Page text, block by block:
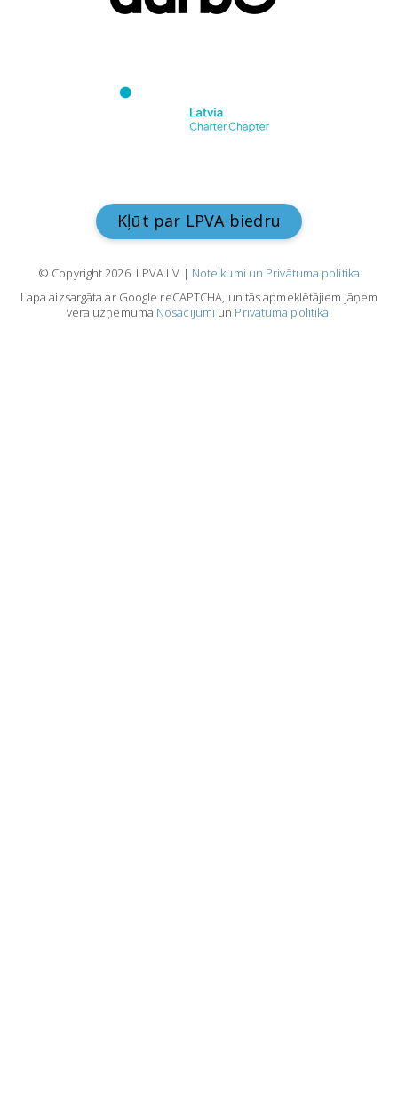
Kļūt par LPVA biedru
© Copyright 2026. LPVA.LV | Noteikumi un Privātuma politika
Lapa aizsargāta ar Google reCAPTCHA, un tās apmeklētājiem jāņem
vērā uzņēmuma Nosacījumi un Privātuma politika